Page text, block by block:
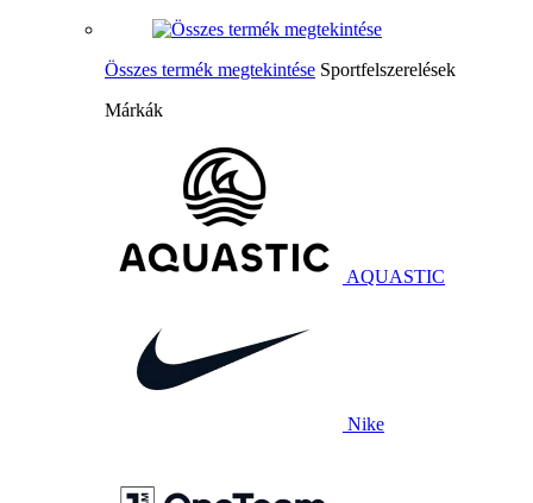
Összes termék megtekintése Sportfelszerelések
Márkák
AQUASTIC
Nike